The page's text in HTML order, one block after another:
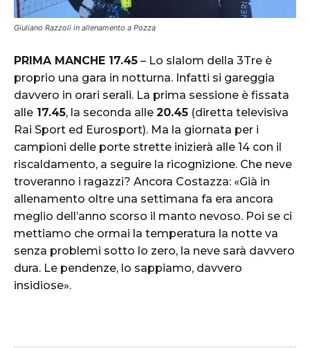
Giuliano Razzoli in allenamento a Pozza
PRIMA MANCHE 17.45 – Lo slalom della 3Tre è
proprio una gara in notturna. Infatti si gareggia
davvero in orari serali. La prima sessione è fissata
alle 17.45, la seconda alle 20.45 (diretta televisiva
Rai Sport ed Eurosport). Ma la giornata per i
campioni delle porte strette inizierà alle 14 con il
riscaldamento, a seguire la ricognizione. Che neve
troveranno i ragazzi? Ancora Costazza: «Già in
allenamento oltre una settimana fa era ancora
meglio dell’anno scorso il manto nevoso. Poi se ci
mettiamo che ormai la temperatura la notte va
senza problemi sotto lo zero, la neve sarà davvero
dura. Le pendenze, lo sappiamo, davvero
insidiose».